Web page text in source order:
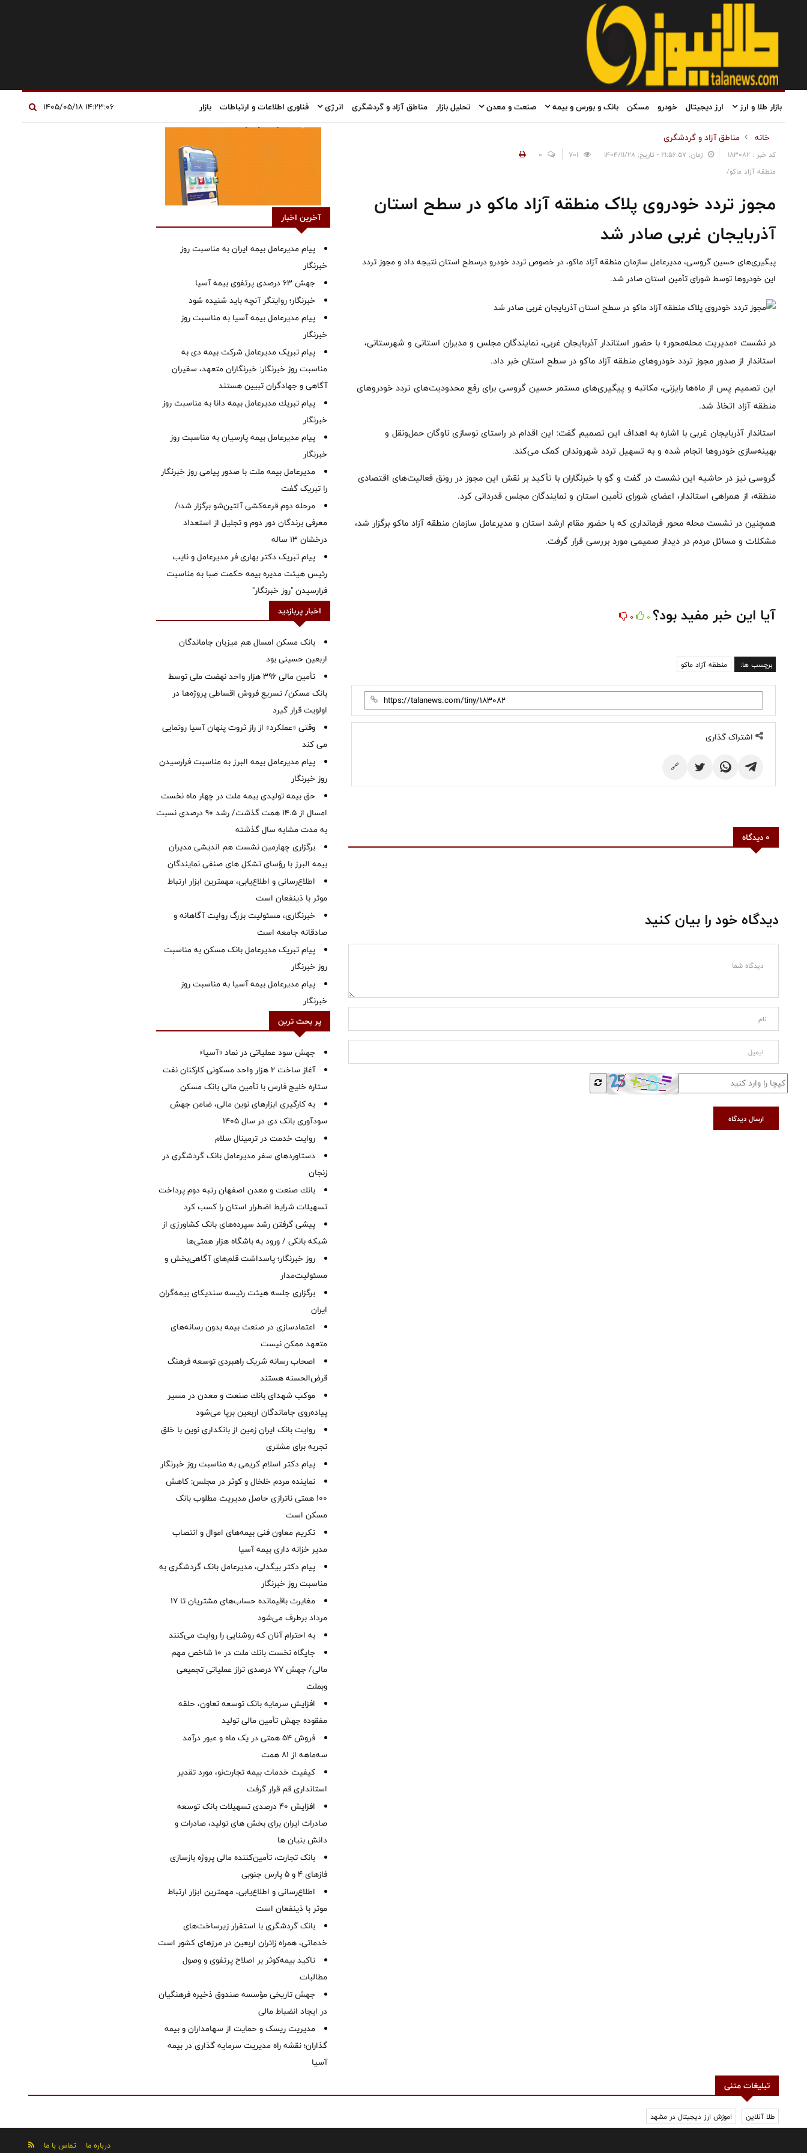
بازار طلا و ارز ارز دیجیتال خودرو مسکن بانک و بورس و بیمه صنعت و معدن تحلیل بازار مناطق آزاد و گردشگری انرژی فناوری اطلاعات و ارتباطات بازار
خانه مناطق آزاد و گردشگری
کد خبر : 183082 زمان: ۲۱:۵۶:۵۷ - تاریخ: ۱۴۰۴/۱۱/۲۸
0
منطقه آزاد ماکو/
مجوز تردد خودروی پلاک منطقه آزاد ماکو در سطح استان
آذربایجان غربی صادر شد
پیگیری‌های حسین گروسی، مدیرعامل سازمان منطقه آزاد ماکو، در خصوص تردد خودرو درسطح استان نتیجه داد و مجوز تردد
این خودروها توسط شورای تأمین استان صادر شد.
در نشست «مدیریت محله‌محور» با حضور استاندار آذربایجان غربی، نمایندگان مجلس و مدیران استانی و شهرستانی،
استاندار از صدور مجوز تردد خودروهای منطقه آزاد ماکو در سطح استان خبر داد.
این تصمیم پس از ماه‌ها رایزنی، مکاتبه و پیگیری‌های مستمر حسین گروسی برای رفع محدودیت‌های تردد خودروهای
منطقه آزاد اتخاذ شد.
استاندار آذربایجان غربی با اشاره به اهداف این تصمیم گفت: این اقدام در راستای نوسازی ناوگان حمل‌ونقل و
بهینه‌سازی خودروها انجام شده و به تسهیل تردد شهروندان کمک می‌کند.
گروسی نیز در حاشیه این نشست در گفت و گو با خبرنگاران با تأکید بر نقش این مجوز در رونق فعالیت‌های اقتصادی
منطقه، از همراهی استاندار، اعضای شورای تأمین استان و نمایندگان مجلس قدردانی کرد.
همچنین در نشست محله محور فرمانداری که با حضور مقام ارشد استان و مدیرعامل سازمان منطقه آزاد ماکو برگزار شد،
مشکلات و مسائل مردم در دیدار صمیمی مورد بررسی قرار گرفت.
آیا این خبر مفید بود؟ 0
0
برچسب ها: منطقه آزاد ماکو
اشتراک گذاری
🔗
0 دیدگاه
دیدگاه خود را بیان کنید
ارسال دیدگاه
آخرین اخبار
پیام مدیرعامل بیمه ایران به مناسبت روز
خبرنگار
جهش ۶۳ درصدی پرتفوی بیمه آسیا
خبرنگار؛ روایتگر آنچه باید شنیده شود
پیام مدیرعامل بیمه آسیا به مناسبت روز
خبرنگار
پیام تبریک مدیرعامل شرکت بیمه دی به
مناسبت روز خبرنگار: خبرنگاران متعهد، سفیران
آگاهی و جهادگران تبیین هستند
پیام ‌تبریك‌ مدیرعامل بیمه دانا به مناسبت روز
خبرنگار
پیام مدیرعامل بیمه پارسیان به مناسبت روز
خبرنگار
مدیرعامل بیمه ملت با صدور پیامی روز خبرنگار
را تبریک گفت
مرحله دوم قرعه‌کشی آلتین‌شو برگزار شد؛/
معرفی برندگان دور دوم و تجلیل از استعداد
درخشان ۱۳ ساله
پیام تبریک دکتر بهاری فر مدیرعامل و نایب
رئیس هیئت مدیره بیمه حکمت صبا به مناسبت
فرارسیدن "روز خبرنگار"
اخبار پربازدید
بانک مسکن امسال هم میزبان جاماندگان
اربعین حسینی بود
تأمین مالی ۳۹۶ هزار واحد نهضت ملی توسط
بانک مسکن/ تسریع فروش اقساطی پروژه‌ها در
اولویت قرار گیرد
وقتی «عملکرد» از راز ثروت پنهان آسیا رونمایی
می کند
پیام مدیرعامل بیمه البرز به مناسبت فرارسیدن
روز خبرنگار
حق بیمه تولیدی بیمه ملت در چهار ماه نخست
امسال از 14.5 همت گذشت/ رشد 90 درصدی نسبت
به مدت مشابه سال گذشته
برگزاری چهارمین نشست هم اندیشی مدیران
بیمه البرز با رؤسای تشکل های صنفی نمایندگان
اطلاع‌رسانی و اطلاع‌یابی، مهمترین ابزار ارتباط
موثر با ذینفعان است
خبرنگاری، مسئولیت بزرگ روایت آگاهانه و
صادقانه جامعه است
پیام تبریک مدیرعامل بانک مسکن به مناسبت
روز خبرنگار
پیام مدیرعامل بیمه آسیا به مناسبت روز
خبرنگار
پر بحث ترین
جهش سود عملیاتی در نماد «آسیا»
آغاز ساخت ۲ هزار واحد مسکونی کارکنان نفت
ستاره خلیج فارس با تأمین مالی بانک مسکن
به کارگیری ابزارهای نوین مالی، ضامن جهش
سودآوری بانک دی در سال 1405
روایت خدمت در ترمینال سلام
دستاوردهای سفر مدیرعامل بانک گردشگری در
زنجان
بانك صنعت و معدن اصفهان رتبه دوم پرداخت
تسهیلات شرایط اضطرار استان را كسب كرد
پیشی گرفتن رشد سپرده‌های بانک کشاورزی از
شبکه بانکی / ورود به باشگاه هزار همتی‌ها
روز خبرنگار؛ پاسداشت قلم‌های آگاهی‌بخش و
مسئولیت‌مدار
برگزاری جلسه هیئت رئیسه سندیکای بیمه‌گران
ایران
اعتمادسازی در صنعت بیمه بدون رسانه‌های
متعهد ممکن نیست
اصحاب رسانه شریک راهبردی توسعه فرهنگ
قرض‌الحسنه هستند
موكب شهدای بانك صنعت و معدن در مسیر
پیاده‌روی جاماندگان اربعین برپا می‌شود
روایت بانک ایران زمین از بانکداری نوین با خلق
تجربه برای مشتری
پیام دکتر اسلام کریمی به مناسبت روز خبرنگار
نماینده مردم خلخال و کوثر در مجلس: کاهش
۱۰۰ همتی ناترازی حاصل مدیریت مطلوب بانک
مسکن است
تکریم معاون فنی بیمه‌های اموال و انتصاب
مدیر خزانه داری بیمه آسیا
پیام دکتر بیگدلی، مدیرعامل بانک گردشگری به
مناسبت روز خبرنگار
مغایرت‌ باقیمانده حساب‌های مشتریان تا ۱۷
مرداد برطرف می‌شود
به احترام آنان که روشنایی را روایت می‌کنند
جایگاه نخست بانك ملت در 10 شاخص مهم
مالی/ جهش 77 درصدی تراز عملیاتی تجمیعی
وبملت
افزایش سرمایه بانک توسعه تعاون، حلقه
مفقوده جهش تأمین مالی تولید
فروش 54 همتی در یک ماه و عبور درآمد
سه‌ماهه از 81 همت
کیفیت خدمات بیمه تجارت‌نو، مورد تقدیر
استانداری قم قرار گرفت
افزایش 40 درصدی تسهیلات بانک توسعه
صادرات ایران برای بخش های تولید، صادرات و
دانش بنیان ها
بانک تجارت، تأمین‌کننده مالی پروژه بازسازی
فازهای ۴ و ۵ پارس جنوبی
اطلاع‌رسانی و اطلاع‌یابی، مهمترین ابزار ارتباط
موثر با ذینفعان است
بانک گردشگری با استقرار زیرساخت‌های
خدماتی، همراه زائران اربعین در مرزهای کشور است
تاکید بیمه‌کوثر بر اصلاح پرتفوی و وصول
مطالبات ‌
جهش تاریخی مؤسسه صندوق ذخیره فرهنگیان
در ایجاد انضباط مالی
مدیریت ریسک و حمایت از سهامداران و بیمه
گذاران؛ نقشه راه مدیریت سرمایه گذاری در بیمه
آسیا
تبلیغات متنی
طلا آنلاین اموزش ارز دیجیتال در مشهد
درباره ما تماس با ما